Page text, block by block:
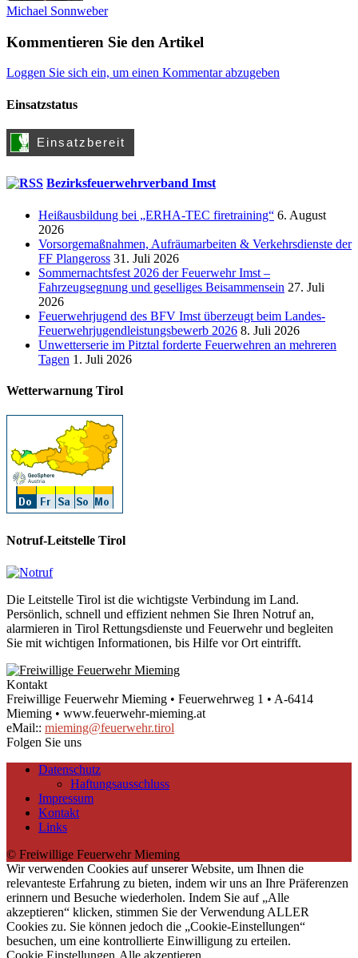
Michael Sonnweber
Kommentieren Sie den Artikel
Loggen Sie sich ein, um einen Kommentar abzugeben
Einsatzstatus
Bezirksfeuerwehrverband Imst
Heißausbildung bei „ERHA-TEC firetraining“ 6. August
2026
Vorsorgemaßnahmen, Aufräumarbeiten & Verkehrsdienste der
FF Plangeross 31. Juli 2026
Sommernachtsfest 2026 der Feuerwehr Imst –
Fahrzeugsegnung und geselliges Beisammensein 27. Juli
2026
Feuerwehrjugend des BFV Imst überzeugt beim Landes-
Feuerwehrjugendleistungsbewerb 2026 8. Juli 2026
Unwetterserie im Pitztal forderte Feuerwehren an mehreren
Tagen 1. Juli 2026
Wetterwarnung Tirol
Notruf-Leitstelle Tirol
Die Leitstelle Tirol ist die wichtigste Verbindung im Land.
Persönlich, schnell und effizient nehmen Sie Ihren Notruf an,
alarmieren in Tirol Rettungsdienste und Feuerwehr und begleiten
Sie mit wichtigen Informationen, bis Hilfe vor Ort eintrifft.
Kontakt
Freiwillige Feuerwehr Mieming • Feuerwehrweg 1 • A-6414
Mieming • www.feuerwehr-mieming.at
eMail:: mieming@feuerwehr.tirol
Folgen Sie uns
Datenschutz
Haftungsausschluss
Impressum
Kontakt
Links
© Freiwillige Feuerwehr Mieming
Wir verwenden Cookies auf unserer Website, um Ihnen die
relevanteste Erfahrung zu bieten, indem wir uns an Ihre Präferenzen
erinnern und Besuche wiederholen. Indem Sie auf „Alle
akzeptieren“ klicken, stimmen Sie der Verwendung ALLER
Cookies zu. Sie können jedoch die „Cookie-Einstellungen“
besuchen, um eine kontrollierte Einwilligung zu erteilen.
Cookie Einstellungen Alle akzeptieren